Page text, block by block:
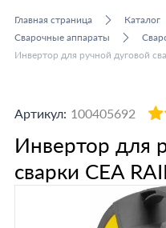
Главная страница Каталог
Сварочные аппараты
Инвертор для ручной дуговой
Артикул: 100405692
Инвертор для
сварки CEA